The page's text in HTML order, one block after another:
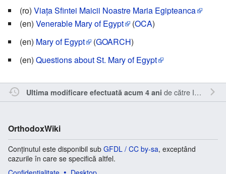
(ro) Viața Sfintei Maicii Noastre Maria Egipteanca
(en) Venerable Mary of Egypt (OCA)
(en) Mary of Egypt (GOARCH)
(en) Questions about St. Mary of Egypt
Ultima modificare efectuată acum 4 ani de către Inistea .
OrthodoxWiki
Conținutul este disponibil sub GFDL / CC by-sa, exceptând
cazurile în care se specifică altfel.